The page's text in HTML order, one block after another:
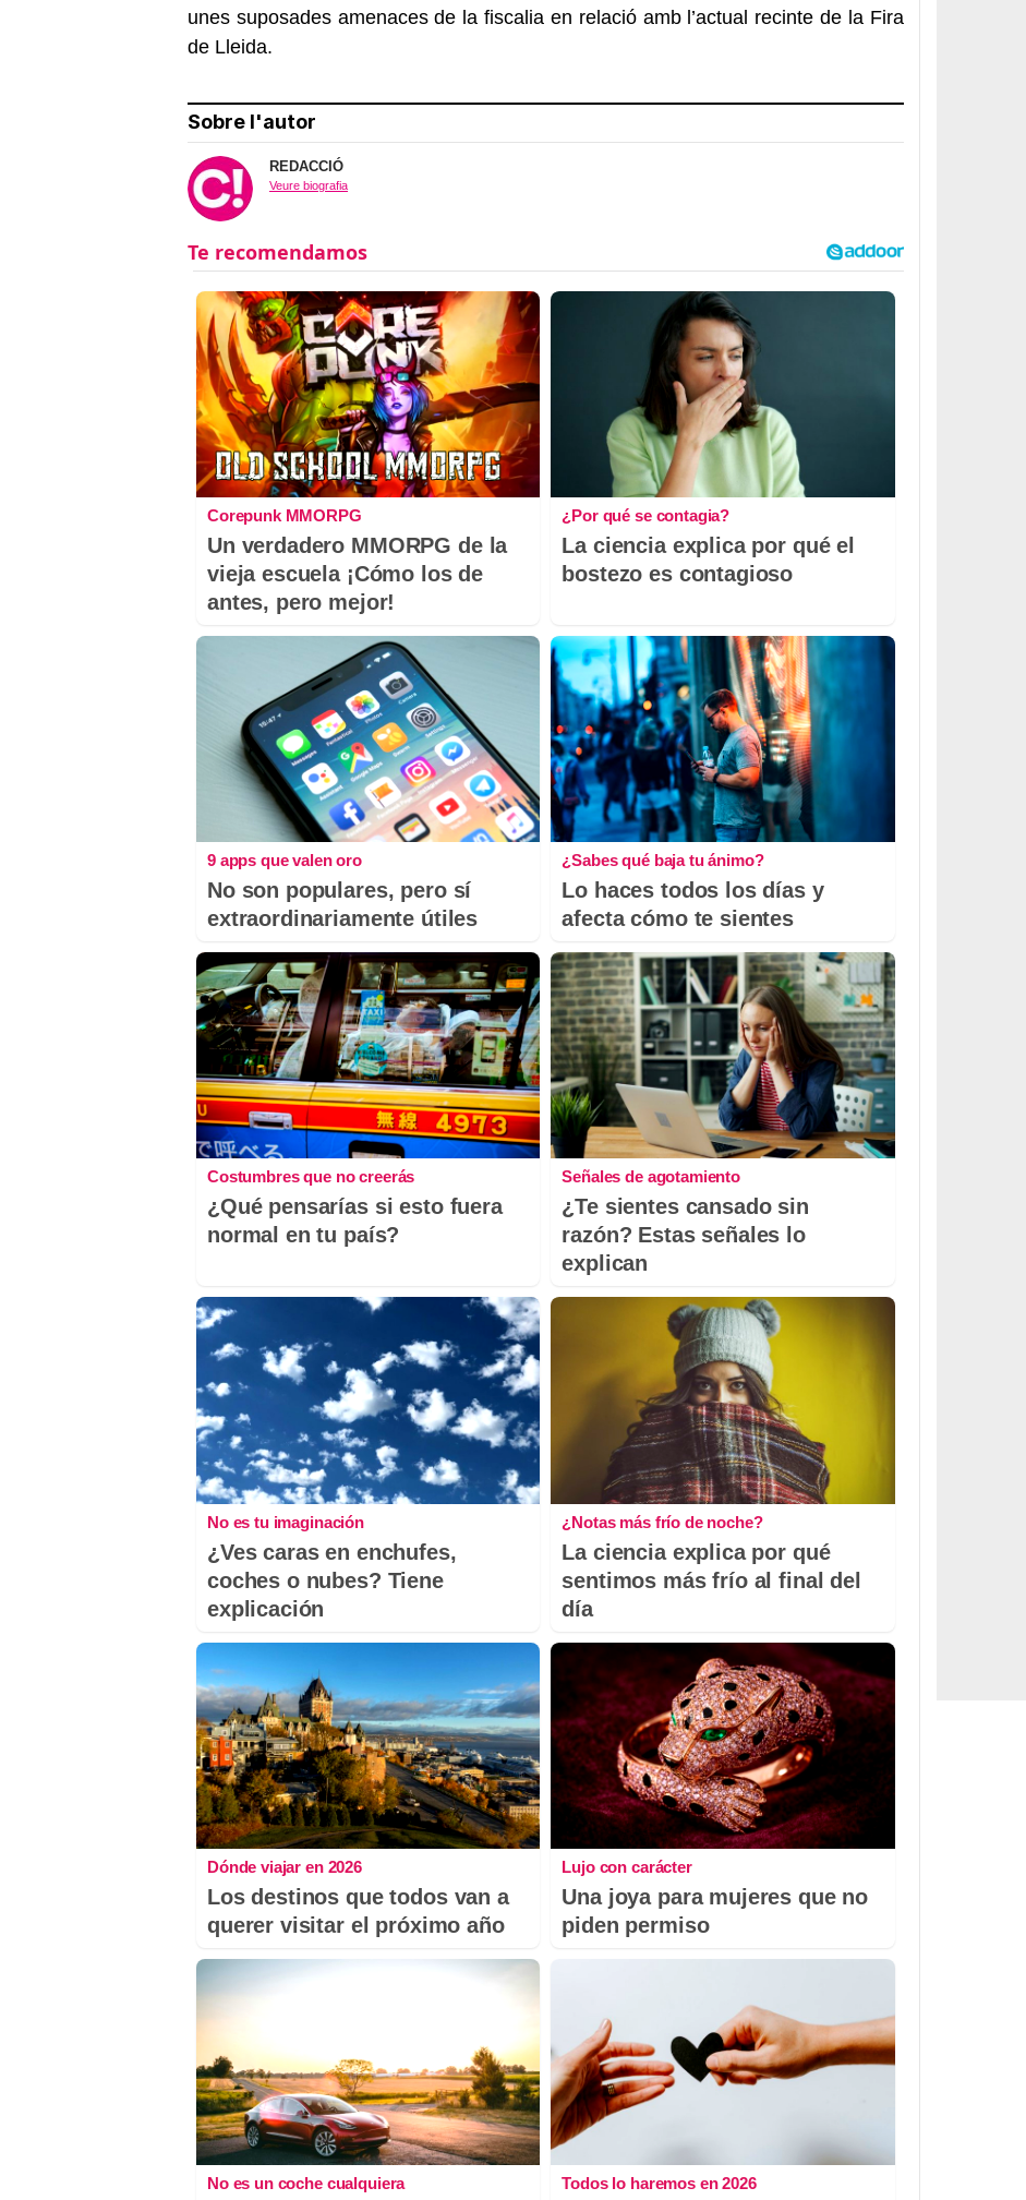
unes suposades amenaces de la fiscalia en relació amb l’actual recinte de la Fira
de Lleida.
Sobre l'autor
REDACCIÓ
Veure biografia
Corepunk MMORPG
Un verdadero MMORPG de la
vieja escuela ¡Cómo los de
antes, pero mejor!
¿Por qué se contagia?
La ciencia explica por qué el
bostezo es contagioso
9 apps que valen oro
No son populares, pero sí
extraordinariamente útiles
¿Sabes qué baja tu ánimo?
Lo haces todos los días y
afecta cómo te sientes
Costumbres que no creerás
¿Qué pensarías si esto fuera
normal en tu país?
Señales de agotamiento
¿Te sientes cansado sin
razón? Estas señales lo
explican
No es tu imaginación
¿Ves caras en enchufes,
coches o nubes? Tiene
explicación
¿Notas más frío de noche?
La ciencia explica por qué
sentimos más frío al final del
día
Dónde viajar en 2026
Los destinos que todos van a
querer visitar el próximo año
Lujo con carácter
Una joya para mujeres que no
piden permiso
No es un coche cualquiera Todos lo haremos en 2026